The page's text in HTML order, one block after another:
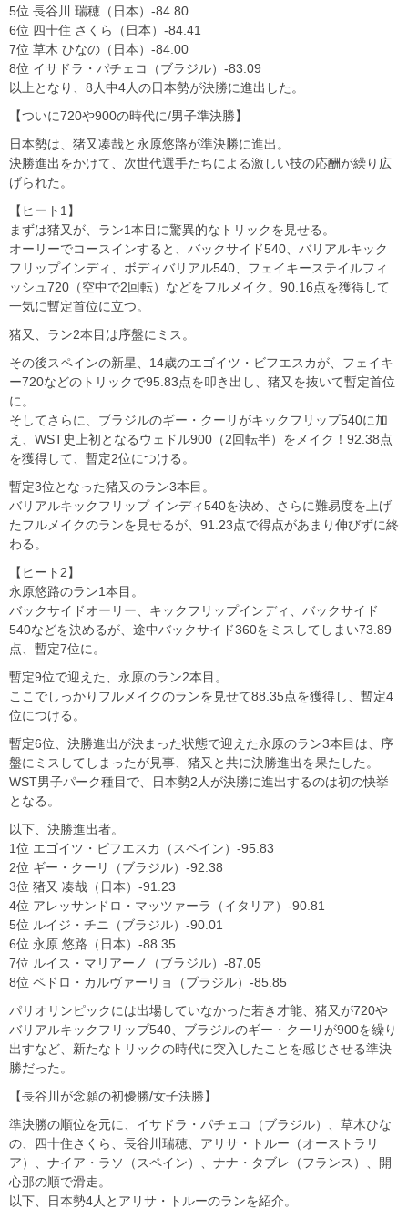
5位 長谷川 瑞穂（日本）-84.80
6位 四十住 さくら（日本）-84.41
7位 草木 ひなの（日本）-84.00
8位 イサドラ・パチェコ（ブラジル）-83.09
以上となり、8人中4人の日本勢が決勝に進出した。
【ついに720や900の時代に/男子準決勝】
日本勢は、猪又凑哉と永原悠路が準決勝に進出。
決勝進出をかけて、次世代選手たちによる激しい技の応酬が繰り広
げられた。
【ヒート1】
まずは猪又が、ラン1本目に驚異的なトリックを見せる。
オーリーでコースインすると、バックサイド540、バリアルキック
フリップインディ、ボディバリアル540、フェイキーステイルフィ
ッシュ720（空中で2回転）などをフルメイク。90.16点を獲得して
一気に暫定首位に立つ。
猪又、ラン2本目は序盤にミス。
その後スペインの新星、14歳のエゴイツ・ビフエスカが、フェイキ
ー720などのトリックで95.83点を叩き出し、猪又を抜いて暫定首位
に。
そしてさらに、ブラジルのギー・クーリがキックフリップ540に加
え、WST史上初となるウェドル900（2回転半）をメイク！92.38点
を獲得して、暫定2位につける。
暫定3位となった猪又のラン3本目。
バリアルキックフリップ インディ540を決め、さらに難易度を上げ
たフルメイクのランを見せるが、91.23点で得点があまり伸びずに終
わる。
【ヒート2】
永原悠路のラン1本目。
バックサイドオーリー、キックフリップインディ、バックサイド
540などを決めるが、途中バックサイド360をミスしてしまい73.89
点、暫定7位に。
暫定9位で迎えた、永原のラン2本目。
ここでしっかりフルメイクのランを見せて88.35点を獲得し、暫定4
位につける。
暫定6位、決勝進出が決まった状態で迎えた永原のラン3本目は、序
盤にミスしてしまったが見事、猪又と共に決勝進出を果たした。
WST男子パーク種目で、日本勢2人が決勝に進出するのは初の快挙
となる。
以下、決勝進出者。
1位 エゴイツ・ビフエスカ（スペイン）-95.83
2位 ギー・クーリ（ブラジル）-92.38
3位 猪又 凑哉（日本）-91.23
4位 アレッサンドロ・マッツァーラ（イタリア）-90.81
5位 ルイジ・チニ（ブラジル）-90.01
6位 永原 悠路（日本）-88.35
7位 ルイス・マリアーノ（ブラジル）-87.05
8位 ペドロ・カルヴァーリョ（ブラジル）-85.85
パリオリンピックには出場していなかった若き才能、猪又が720や
バリアルキックフリップ540、ブラジルのギー・クーリが900を繰り
出すなど、新たなトリックの時代に突入したことを感じさせる準決
勝だった。
【長谷川が念願の初優勝/女子決勝】
準決勝の順位を元に、イサドラ・パチェコ（ブラジル）、草木ひな
の、四十住さくら、長谷川瑞穂、アリサ・トルー（オーストラリ
ア）、ナイア・ラソ（スペイン）、ナナ・タブレ（フランス）、開
心那の順で滑走。
以下、日本勢4人とアリサ・トルーのランを紹介。